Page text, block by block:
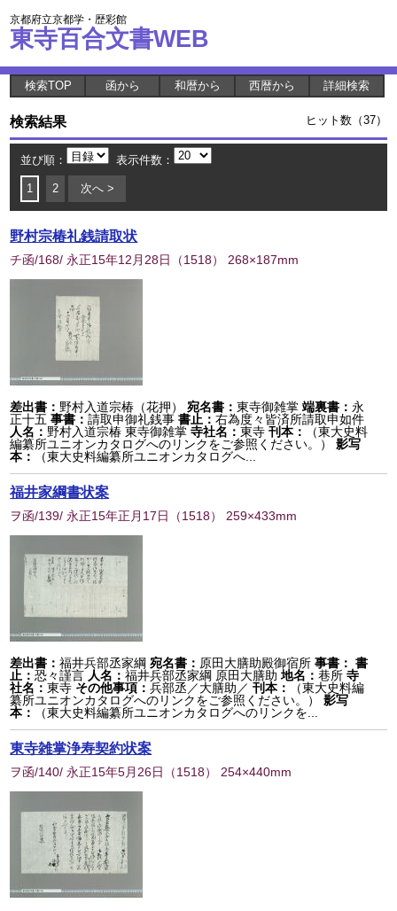
京都府立京都学・歴彩館
東寺百合文書WEB
検索TOP 函から 和暦から 西暦から 詳細検索
検索結果 ヒット数（37）
並び順： 表示件数：
1 2 次へ >
野村宗椿礼銭請取状
チ函/168/ 永正15年12月28日 （1518） 268×187mm
差出書： 野村入道宗椿（花押） 宛名書：東寺御雑掌 端裏書： 永
正十五 事書：請取申御礼銭事 書止：右為度々皆済所請取申如件
人名： 野村入道宗椿 東寺御雑掌 寺社名：東寺 刊本：
（東大史料
編纂所ユニオンカタログへのリンクをご参照ください。）
影写
本：
（東大史料編纂所ユニオンカタログへ...
福井家綱書状案
ヲ函/139/ 永正15年正月17日 （1518） 259×433mm
差出書：福井兵部丞家綱 宛名書： 原田大膳助殿御宿所 事書： 書
止：恐々謹言 人名：福井兵部丞家綱 原田大膳助 地名：巷所 寺
社名：東寺 その他事項：兵部丞／大膳助／刊本：
（東大史料編
纂所ユニオンカタログへのリンクをご参照ください。）
影写
本：
（東大史料編纂所ユニオンカタログへのリンクを...
東寺雑掌浄寿契約状案
ヲ函/140/ 永正15年5月26日 （1518） 254×440mm